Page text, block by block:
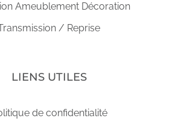
Ameublement Décoration
/ Reprise
LIENS UTILES
de confidentialité